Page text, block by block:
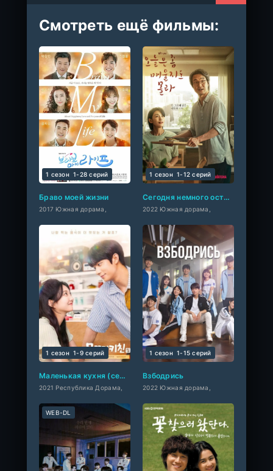
Смотреть ещё фильмы:
Браво моей жизни
2017 Южная дорама,
1 сезон 1-28 cерий
Сегодня немного остро (сериал 2022 – 2023)
2022 Южная дорама,
1 сезон 1-12 cерий
Маленькая кухня (сериал 2021)
2021 Республика Дорама,
1 сезон 1-9 cерий
Взбодрись
2022 Южная дорама,
1 сезон 1-15 cерий
WEB-DL